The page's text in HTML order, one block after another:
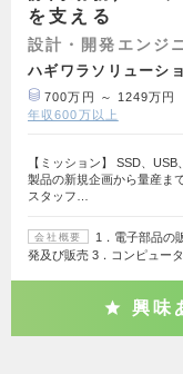
を支える
設計・開発エンジ
ハギワラソリューシ
700万円 ～ 1249万円
年収600万以上
【ミッション】 SSD、
製品の新規企画から量産ま
スタッフ…
会社概要
1．電子部品の
発及び販売 3．コンピュー
興味